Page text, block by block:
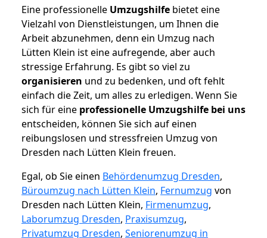
Eine professionelle Umzugshilfe bietet eine
Vielzahl von Dienstleistungen, um Ihnen die
Arbeit abzunehmen, denn ein Umzug nach
Lütten Klein ist eine aufregende, aber auch
stressige Erfahrung. Es gibt so viel zu
organisieren und zu bedenken, und oft fehlt
einfach die Zeit, um alles zu erledigen. Wenn Sie
sich für eine professionelle Umzugshilfe bei uns
entscheiden, können Sie sich auf einen
reibungslosen und stressfreien Umzug von
Dresden nach Lütten Klein freuen.
Egal, ob Sie einen Behördenumzug Dresden,
Büroumzug nach Lütten Klein, Fernumzug von
Dresden nach Lütten Klein, Firmenumzug,
Laborumzug Dresden, Praxisumzug,
Privatumzug Dresden, Seniorenumzug in